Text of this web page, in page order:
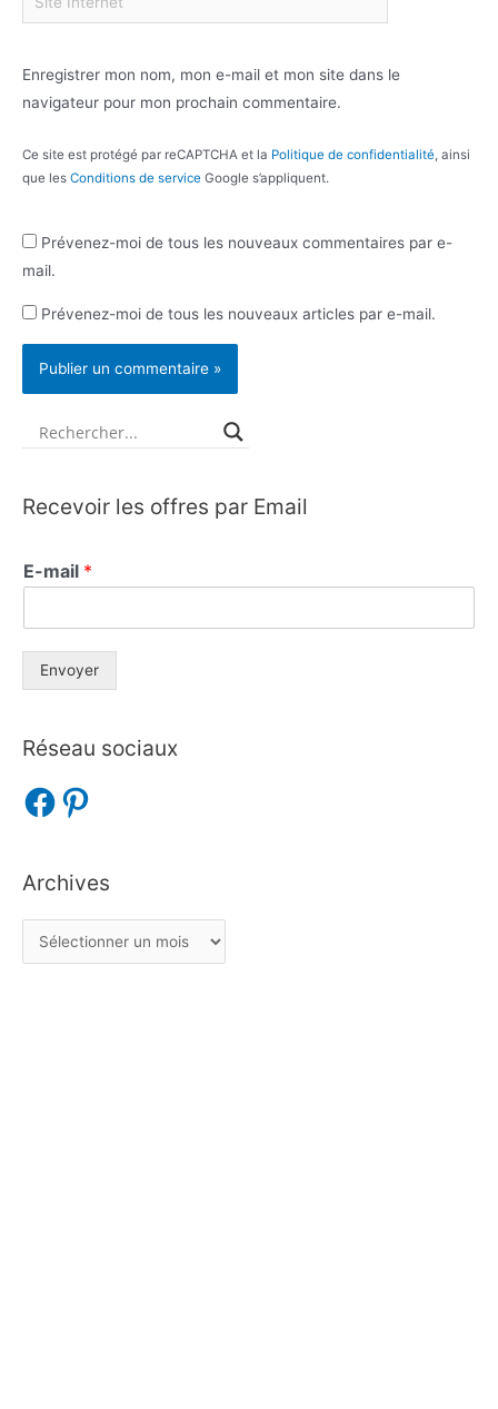
Enregistrer mon nom, mon e-mail et mon site dans le
navigateur pour mon prochain commentaire.
Ce site est protégé par reCAPTCHA et la Politique de confidentialité, ainsi
que les Conditions de service Google s’appliquent.
Prévenez-moi de tous les nouveaux commentaires par e-
mail.
Prévenez-moi de tous les nouveaux articles par e-mail.
Recevoir les offres par Email
E-mail *
Envoyer
Réseau sociaux
Archives